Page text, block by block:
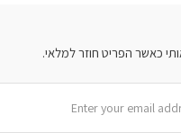
כאשר הפריט חוזר למלאי.